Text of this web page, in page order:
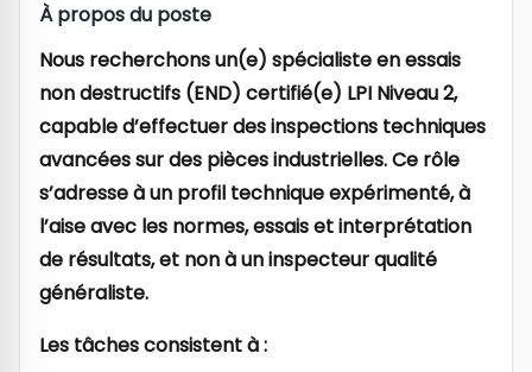
À propos du poste
Nous recherchons un(e) spécialiste en essais
non destructifs (END) certifié(e) LPI Niveau 2,
capable d’effectuer des inspections techniques
avancées sur des pièces industrielles. Ce rôle
s’adresse à un profil technique expérimenté, à
l’aise avec les normes, essais et interprétation
de résultats, et non à un inspecteur qualité
généraliste.
Les tâches consistent à :